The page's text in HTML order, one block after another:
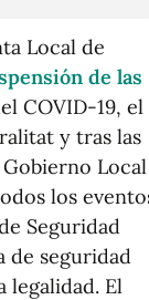
Local de
de las
COVID-19, el
y tras las
Local
los
Seguridad
de seguridad
legalidad. El